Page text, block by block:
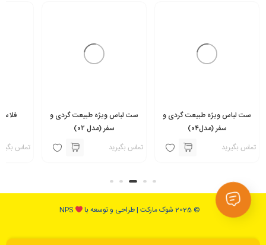
ست لباس ویژه طبیعت گردی و
سفر (مدل۰۴)
تماس بگیرید
ست لباس ویژه طبیعت گردی و
سفر (مدل ۰۲)
تماس بگیرید
فلاسک
تماس
© 2025 شوک مارکت | طراحی و توسعه با NPS